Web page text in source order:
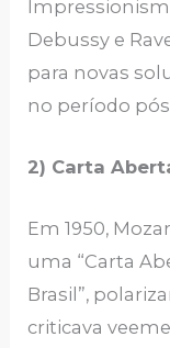
Debussy e
para novas
no período
2) Carta
Em 1950,
uma “Carta
Brasil”,
criticava